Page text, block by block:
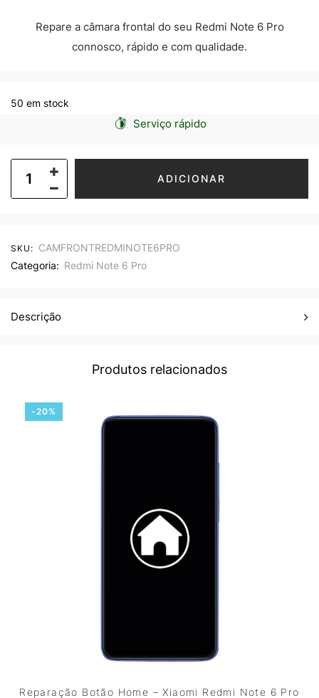
Repare a câmara frontal do seu Redmi Note 6 Pro
connosco, rápido e com qualidade.
50 em stock
Serviço rápido
ADICIONAR
SKU: CAMFRONTREDMINOTE6PRO
Categoria: Redmi Note 6 Pro
Descrição
Produtos relacionados
-20%
Reparação Botão Home – Xiaomi Redmi Note 6 Pro